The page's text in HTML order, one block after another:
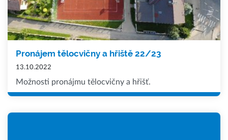
Pronájem tělocvičny a hřiště 22/23
13.10.2022
Možnosti pronájmu tělocvičny a hřišť.